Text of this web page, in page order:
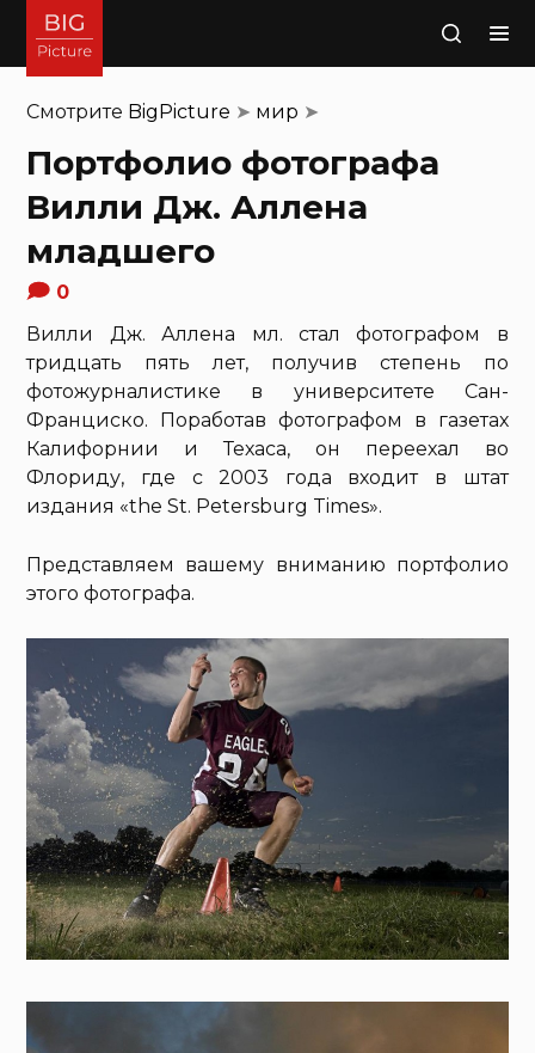
Поиск
Смотрите BigPicture ➤ мир ➤
Портфолио фотографа
Вилли Дж. Аллена
младшего
0
Вилли Дж. Аллена мл. стал фотографом в
тридцать пять лет, получив степень по
фотожурналистике в университете Сан-
Франциско. Поработав фотографом в газетах
Калифорнии и Техаса, он переехал во
Флориду, где с 2003 года входит в штат
издания «the St. Petersburg Times».
Представляем вашему вниманию портфолио
этого фотографа.